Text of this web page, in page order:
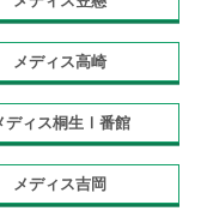
メディス高崎
ディス桐生Ⅰ番館
メディス吉岡